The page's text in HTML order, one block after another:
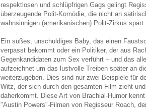
respektlosen und schlüpfrigen Gags gelingt
überzeugende Polit-Komödie, die nicht an
wahnsinnigen (amerikanischen) Polit-Zirkus spart.
Ein süßes, unschuldiges Baby, das einen
verpasst bekommt oder ein Politiker, der aus
Gegenkandidaten zum Sex verführt – und das
aufzeichnet um das lustvolle Treiben später an
weiterzugeben. Dies sind nur zwei Beispiele für
Witz, der sich durch den gesamten Film zieht
daherkommt. Diese Art von Brachial-Humor
"Austin Powers"-Filmen von Regisseur Roach,